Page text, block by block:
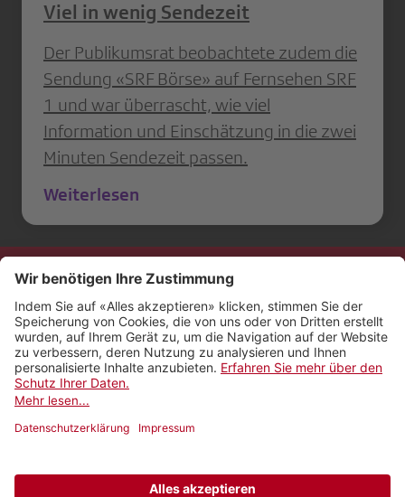
Viel in wenig Sendezeit
Der Publikumsrat beobachtete zudem die
Sendung «SRF Börse» auf Fernsehen SRF
1 und war überrascht, wie viel
Information und Einschätzung in die zwei
Minuten Sendezeit passen.
Weiterlesen
Kontakt
Impressum
Rechtliches
Netiquette